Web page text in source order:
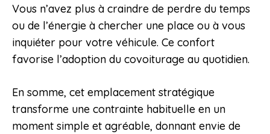
Vous n’avez plus à craindre de perdre du temps
ou de l’énergie à chercher une place ou à vous
inquiéter pour votre véhicule. Ce confort
favorise l’adoption du covoiturage au quotidien.
En somme, cet emplacement stratégique
transforme une contrainte habituelle en un
moment simple et agréable, donnant envie de